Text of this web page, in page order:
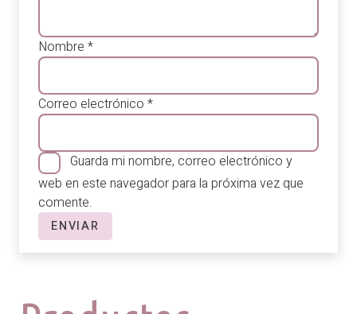
Nombre *
Correo electrónico *
Guarda mi nombre, correo electrónico y
web en este navegador para la próxima vez que
comente.